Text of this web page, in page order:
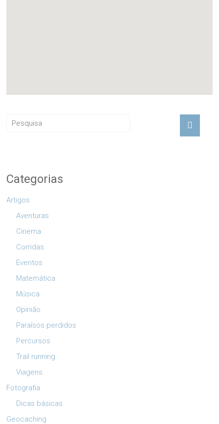
Categorias
Artigos
Aventuras
Cinema
Corridas
Eventos
Matemática
Música
Opinião
Paraísos perdidos
Percursos
Trail running
Viagens
Fotografia
Dicas básicas
Geocaching